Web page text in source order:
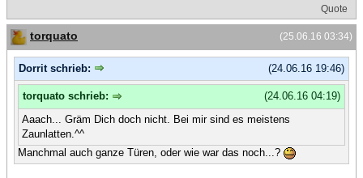
Quote
(25.06.16 03:34)
torquato
(24.06.16 19:46)
Dorrit schrieb:
(24.06.16 04:19)
torquato schrieb:
Aaach... Gräm Dich doch nicht. Bei mir sind es meistens
Zaunlatten.^^
Manchmal auch ganze Türen, oder wie war das noch...?